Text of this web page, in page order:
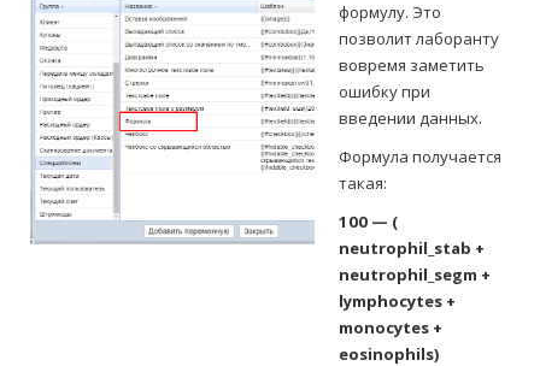
формулу. Это
позволит лаборанту
вовремя заметить
ошибку при
введении данных.
Формула получается
такая:
100 — (
neutrophil_stab +
neutrophil_segm +
lymphocytes +
monocytes +
eosinophils)